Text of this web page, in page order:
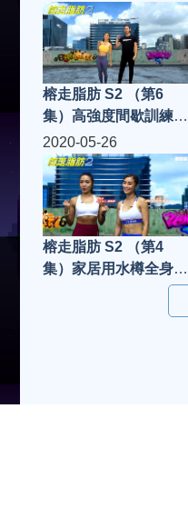
榕走脂肪 S2 （第6
集）高強度間歇訓練十
式
2020-05-26
榕走脂肪 S2 （第4
集）家居用水樽全身運